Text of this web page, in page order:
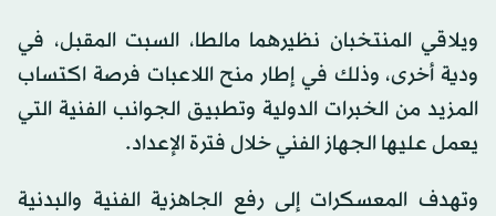
ويلاقي المنتخبان نظيرهما مالطا، السبت المقبل، في
ودية أخرى، وذلك في إطار منح اللاعبات فرصة اكتساب
المزيد من الخبرات الدولية وتطبيق الجوانب الفنية التي
يعمل عليها الجهاز الفني خلال فترة الإعداد.
وتهدف المعسكرات إلى رفع الجاهزية الفنية والبدنية